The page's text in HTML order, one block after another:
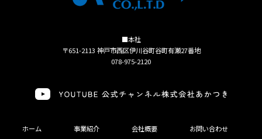
■本社
〒651-2113 神戸市西区伊川谷町谷町有瀬27番地
078-975-2120
ホーム 事業紹介 会社概要 お問い合わせ